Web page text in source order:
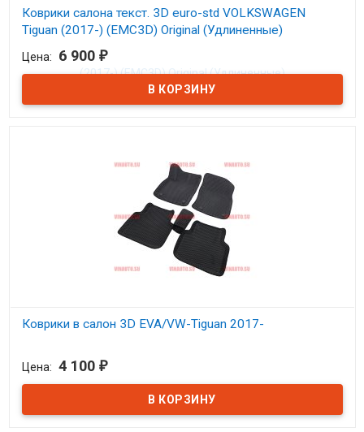
Коврики салона текст. 3D euro-std VOLKSWAGEN
Tiguan (2017-) (EMC3D) Original (Удлиненные)
В наличии
Коврики в салон Евромат Фольксваген Тигуан с 2017
Цена: 6 900 ₽
Коврики в салон 3D EVA/VW-Tiguan 2017-
Цена: 4 100 ₽